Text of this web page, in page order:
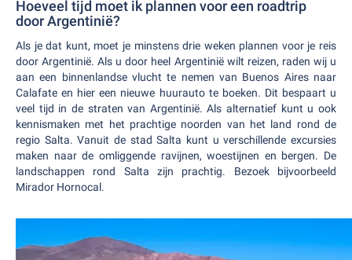
Hoeveel tijd moet ik plannen voor een roadtrip
door Argentinië?
Als je dat kunt, moet je minstens drie weken plannen voor je reis
door Argentinië. Als u door heel Argentinië wilt reizen, raden wij u
aan een binnenlandse vlucht te nemen van Buenos Aires naar
Calafate en hier een nieuwe huurauto te boeken. Dit bespaart u
veel tijd in de straten van Argentinië. Als alternatief kunt u ook
kennismaken met het prachtige noorden van het land rond de
regio Salta. Vanuit de stad Salta kunt u verschillende excursies
maken naar de omliggende ravijnen, woestijnen en bergen. De
landschappen rond Salta zijn prachtig. Bezoek bijvoorbeeld
Mirador Hornocal.